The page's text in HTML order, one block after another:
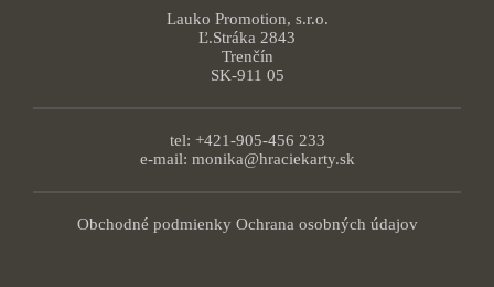
Lauko Promotion, s.r.o.
Ľ.Stráka 2843
Trenčín
SK-911 05
tel: +421-905-456 233
e-mail: monika@hraciekarty.sk
Obchodné podmienky Ochrana osobných údajov